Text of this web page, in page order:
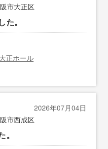
市大正区
。
正ホール
2026年07月04日
市西成区